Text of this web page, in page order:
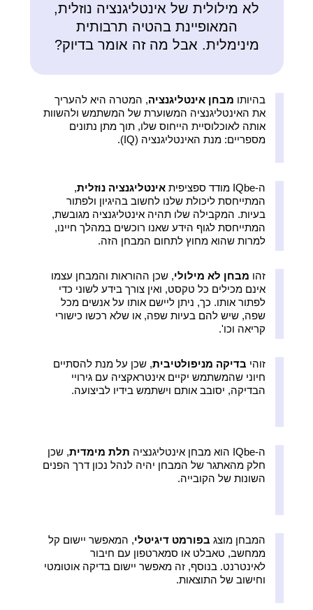
לא מילולית של אינטליגנציה נוזלית,
המאופיינת בהטיה תרבותית
מינימלית. אבל מה זה אומר בדיוק?
בהיותו מבחן אינטליגנציה, המטרה היא להעריך
את האינטליגנציה המשוערת של המשתמש ולהשוות
אותה לאוכלוסיית הייחוס שלו, תוך מתן נתונים
מספריים: מנת האינטליגנציה (IQ).
ה-IQbe מודד ספציפית אינטליגנציה נוזלית,
המתייחסת ליכולת שלנו לחשוב בהיגיון ולפתור
בעיות. המקבילה שלו תהיה אינטליגנציה מגובשת,
המתייחסת לגוף הידע שאנו רוכשים במהלך חיינו,
למרות שהוא מחוץ לתחום המבחן הזה.
זהו מבחן לא מילולי, שכן ההוראות והמבחן עצמו
אינם מכילים כל טקסט, ואין צורך בידע לשוני כדי
לפתור אותו. כך, ניתן ליישם אותו על אנשים מכל
שפה, שיש להם בעיות שפה, או שלא רכשו כישורי
קריאה וכו'.
זוהי בדיקה מניפולטיבית, שכן על מנת להסתיים
חיוני שהמשתמש יקיים אינטראקציה עם גירויי
הבדיקה, יסובב אותם וישתמש בידיו לביצועה.
ה-IQbe הוא מבחן אינטליגנציה תלת מימדית, שכן
חלק מהאתגר של המבחן יהיה לנהל נכון דרך הפנים
השונות של הקובייה.
המבחן מוצג בפורמט דיגיטלי, המאפשר יישום קל
ממחשב, טאבלט או סמארטפון עם חיבור
לאינטרנט. בנוסף, זה מאפשר יישום בדיקה אוטומטי
וחישוב של התוצאות.